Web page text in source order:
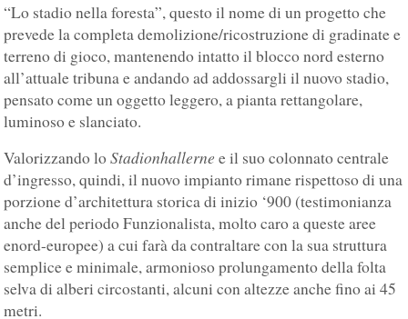
“Lo stadio nella foresta”, questo il nome di un progetto che
prevede la completa demolizione/ricostruzione di gradinate e
terreno di gioco, mantenendo intatto il blocco nord esterno
all’attuale tribuna e andando ad addossargli il nuovo stadio,
pensato come un oggetto leggero, a pianta rettangolare,
luminoso e slanciato.
Valorizzando loStadionhallerne e il suo colonnato centrale
d’ingresso, quindi, il nuovo impianto rimane rispettoso di una
porzione d’architettura storica di inizio ‘900 (testimonianza
anche del periodo Funzionalista, molto caro a queste aree
enord-europee) a cui farà da contraltare con la sua struttura
semplice e minimale, armonioso prolungamento della folta
selva di alberi circostanti, alcuni con altezze anche fino ai 45
metri.